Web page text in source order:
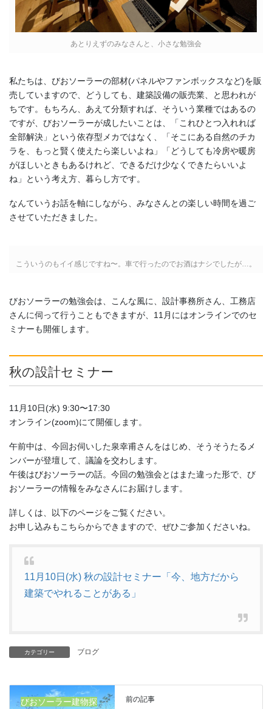
あとりえずのみなさんと、小さな勉強会
私たちは、びおソーラーの部材(パネルやファンボックスなど)を販
売していますので、どうしても、建築設備の販売業、と思われが
ちです。もちろん、あえて分類すれば、そういう業種ではあるの
ですが、びおソーラーが成したいことは、「これひとつ入れれば
全部解決」という依存型メカではなく、「そこにある自然のチカ
ラを、もっと賢く使えたら楽しいよね」「どうしても冷房や暖房
がほしいときもあるけれど、できるだけ少なくできたらいいよ
ね」という考え方、暮らし方です。
なんていうお話を軸にしながら、みなさんとの楽しい時間を過ご
させていただきました。
こういうのもイイ感じですね〜。車で行ったのでお酒はナシでしたが…。
びおソーラーの勉強会は、こんな風に、設計事務所さん、工務店
さんに伺って行うこともできますが、11月にはオンラインでのセ
ミナーも開催します。
秋の設計セミナー
11月10日(水) 9:30〜17:30
オンライン(zoom)にて開催します。
午前中は、今回お伺いした泉幸甫さんをはじめ、そうそうたるメ
ンバーが登壇して、議論を交わします。
午後はびおソーラーの話。今回の勉強会とはまた違った形で、び
おソーラーの情報をみなさんにお届けします。
詳しくは、以下のページをご覧ください。
お申し込みもこちらからできますので、ぜひご参加くださいね。
11月10日(水) 秋の設計セミナー「今、地方だから
建築でやれることがある」
カテゴリー ブログ
びおソーラー建物探
前の記事